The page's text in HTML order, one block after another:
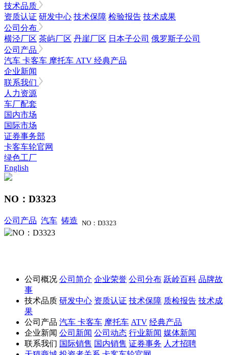
技术品质
资质认证 研发中心 技术保障 检验报告 技术成果
公司分布
横泾厂区 茶屿厂区 丹崖厂区 日本子公司 俄罗斯子公司
公司产品
汽车 卡客车 摩托车 ATV 经典产品
企业新闻
联系我们
人力资源
车厂配套
国内市场
国际市场
证券事务部
卡客车轮官网
绿色工厂
English
NO：D3323
公司产品 汽车 铸造 NO：D3323
公司概况 公司简介 企业荣誉 公司分布 跃岭百科 品牌故
事
技术品质 研发中心 资质认证 技术保障 质检报告 技术成
果
公司产品 汽车 卡客车 摩托车 ATV 经典产品
企业新闻 公司新闻 公司动态 行业新闻 媒体新闻
联系我们 国际销售 国内销售 证券事务 人才招聘